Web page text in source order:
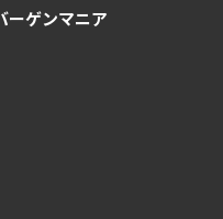
ーゲンマニア